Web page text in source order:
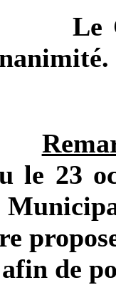
Le
le 23
de